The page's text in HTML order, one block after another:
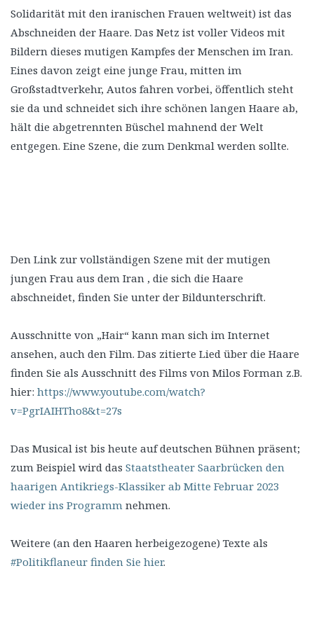
Solidarität mit den iranischen Frauen weltweit) ist das
Abschneiden der Haare. Das Netz ist voller Videos mit
Bildern dieses mutigen Kampfes der Menschen im Iran.
Eines davon zeigt eine junge Frau, mitten im
Großstadtverkehr, Autos fahren vorbei, öffentlich steht
sie da und schneidet sich ihre schönen langen Haare ab,
hält die abgetrennten Büschel mahnend der Welt
entgegen. Eine Szene, die zum Denkmal werden sollte.
Den Link zur vollständigen Szene mit der mutigen
jungen Frau aus dem Iran , die sich die Haare
abschneidet, finden Sie unter der Bildunterschrift.
Ausschnitte von „Hair“ kann man sich im Internet
ansehen, auch den Film. Das zitierte Lied über die Haare
finden Sie als Ausschnitt des Films von Milos Forman z.B.
hier: https://www.youtube.com/watch?
v=PgrIAIHTho8&t=27s
Das Musical ist bis heute auf deutschen Bühnen präsent;
zum Beispiel wird das Staatstheater Saarbrücken den
haarigen Antikriegs-Klassiker ab Mitte Februar 2023
wieder ins Programm nehmen.
Weitere (an den Haaren herbeigezogene) Texte als
#Politikflaneur finden Sie hier.